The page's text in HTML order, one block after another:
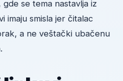
gde se tema nastavlja iz
imaju smisla jer čitalac
a ne veštački ubačenu